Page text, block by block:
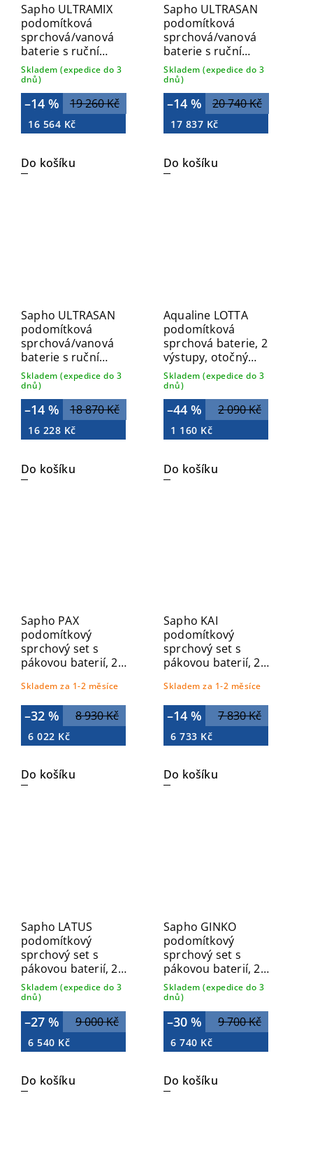
Sapho ULTRAMIX
podomítková
sprchová/vanová
baterie s ruční
sprchou, 2 výstupy,
černá mat/zlato mat
UT045BG
Skladem (expedice do 3
dnů)
19 260 Kč
–14 %
16 564 Kč
Do košíku
Sapho ULTRASAN
podomítková
sprchová/vanová
baterie s ruční
sprchou, 2 výstupy,
zlato mat UT045VG
Skladem (expedice do 3
dnů)
20 740 Kč
–14 %
17 837 Kč
Do košíku
Sapho ULTRASAN
podomítková
sprchová/vanová
baterie s ruční
sprchou, 2 výstupy,
černá mat UT045VB
Skladem (expedice do 3
dnů)
18 870 Kč
–14 %
16 228 Kč
Do košíku
Aqualine LOTTA
podomítková
sprchová baterie, 2
výstupy, otočný
přepínač, chrom
LT745
Skladem (expedice do 3
dnů)
2 090 Kč
–44 %
1 160 Kč
Do košíku
Sapho PAX
podomítkový
sprchový set s
pákovou baterií, 2
03
Skladem za 1-2 měsíce
8 930 Kč
–32 %
6 022 Kč
Do košíku
Sapho KAI
podomítkový
sprchový set s
pákovou baterií, 2
03
Skladem za 1-2 měsíce
7 830 Kč
–14 %
6 733 Kč
Do košíku
Sapho LATUS
podomítkový
sprchový set s
pákovou baterií, 2
výstupy, chrom 1102-
42-03
Skladem (expedice do 3
dnů)
9 000 Kč
–27 %
6 540 Kč
Do košíku
Sapho GINKO
podomítkový
sprchový set s
pákovou baterií, 2
výstupy, chrom 1101-
42-23
Skladem (expedice do 3
dnů)
9 700 Kč
–30 %
6 740 Kč
Do košíku